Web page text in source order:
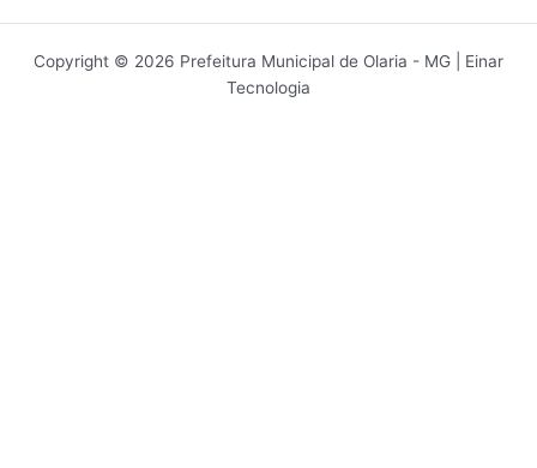
Copyright © 2026 Prefeitura Municipal de Olaria - MG | Einar
Tecnologia